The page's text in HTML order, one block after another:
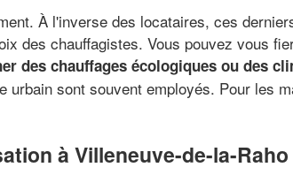
À l'inverse des locataires, ces
des chauffagistes. Vous pouvez vous
des chauffages écologiques ou des
sont souvent employés. Pour les
à Villeneuve-de-la-